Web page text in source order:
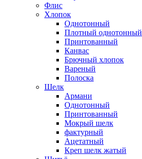
Флис
Хлопок
Однотонный
Плотный однотонный
Принтованный
Канвас
Брючный хлопок
Вареный
Полоска
Шелк
Армани
Однотонный
Принтованный
Мокрый шелк
фактурный
Ацетатный
Креп шелк жатый